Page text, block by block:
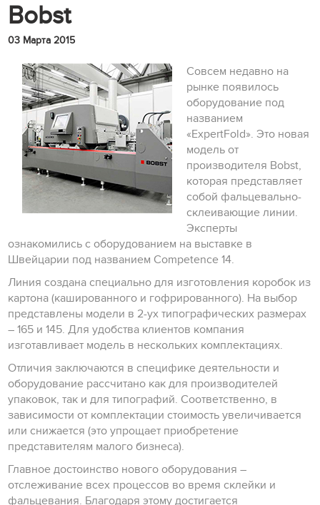
Bobst
03 Марта 2015
Совсем недавно на
рынке появилось
оборудование под
названием
«ExpertFold». Это новая
модель от
производителя Bobst,
которая представляет
собой фальцевально-
склеивающие линии.
Эксперты
ознакомились с оборудованием на выставке в
Швейцарии под названием Competence 14.
Линия создана специально для изготовления коробок из
картона (кашированного и гофрированного). На выбор
представлены модели в 2-ух типографических размерах
– 165 и 145. Для удобства клиентов компания
изготавливает модель в нескольких комплектациях.
Отличия заключаются в специфике деятельности и
оборудование рассчитано как для производителей
упаковок, так и для типографий. Соответственно, в
зависимости от комплектации стоимость увеличивается
или снижается (это упрощает приобретение
представителям малого бизнеса).
Главное достоинство нового оборудования –
отслеживание всех процессов во время склейки и
фальцевания. Благодаря этому достигается